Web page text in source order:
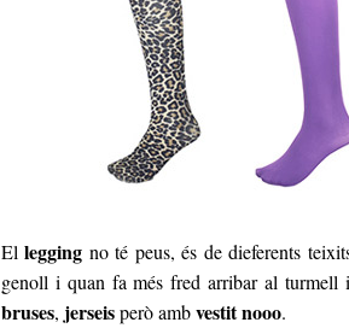
Ellegging no té peus, és de dieferents
genoll i quan fa més fred arribar al
bruses, jerseisperò ambvestit nooo.